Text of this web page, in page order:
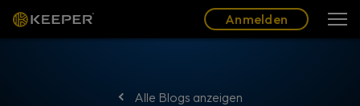
Anmelden
Alle Blogs anzeigen